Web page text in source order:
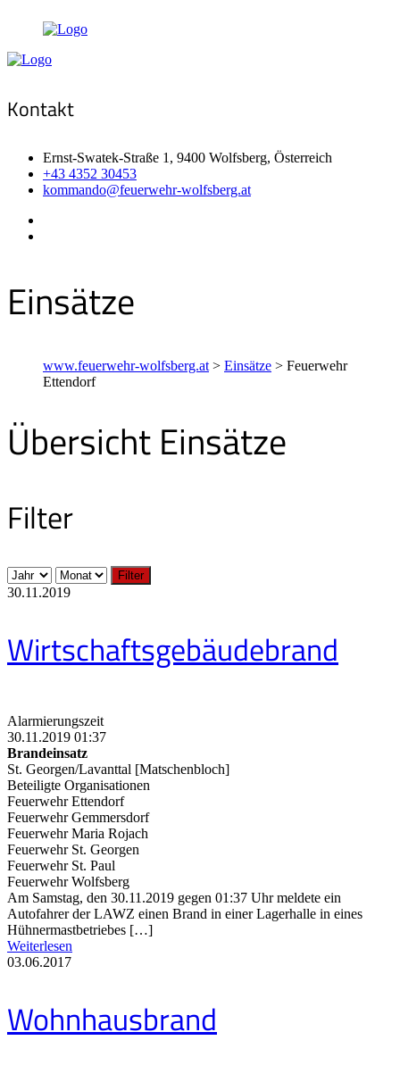
Kontakt
Ernst-Swatek-Straße 1, 9400 Wolfsberg, Österreich
+43 4352 30453
kommando@feuerwehr-wolfsberg.at
Einsätze
www.feuerwehr-wolfsberg.at > Einsätze > Feuerwehr
Ettendorf
Übersicht Einsätze
Filter
Filter
30.11.2019
Wirtschaftsgebäudebrand
Alarmierungszeit
30.11.2019 01:37
Brandeinsatz
St. Georgen/Lavanttal [Matschenbloch]
Beteiligte Organisationen
Feuerwehr Ettendorf
Feuerwehr Gemmersdorf
Feuerwehr Maria Rojach
Feuerwehr St. Georgen
Feuerwehr St. Paul
Feuerwehr Wolfsberg
Am Samstag, den 30.11.2019 gegen 01:37 Uhr meldete ein
Autofahrer der LAWZ einen Brand in einer Lagerhalle in eines
Hühnermastbetriebes […]
Weiterlesen
03.06.2017
Wohnhausbrand